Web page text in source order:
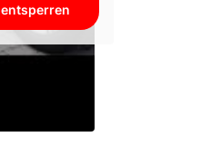
entsperren